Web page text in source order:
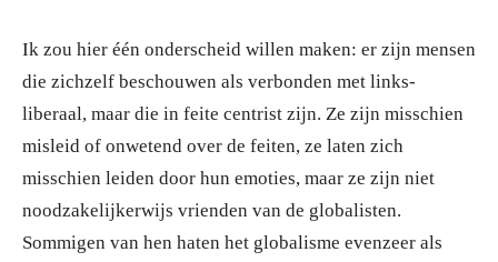
Ik zou hier één onderscheid willen maken: er zijn mensen
die zichzelf beschouwen als verbonden met links-
liberaal, maar die in feite centrist zijn. Ze zijn misschien
misleid of onwetend over de feiten, ze laten zich
misschien leiden door hun emoties, maar ze zijn niet
noodzakelijkerwijs vrienden van de globalisten.
Sommigen van hen haten het globalisme evenzeer als